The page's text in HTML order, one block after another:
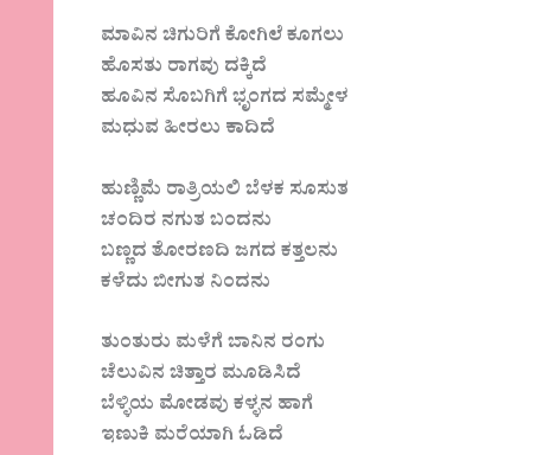
ಮಾವಿನ ಚಿಗುರಿಗೆ ಕೋಗಿಲೆ ಕೂಗಲು
ಹೊಸತು ರಾಗವು ದಕ್ಕಿದೆ
ಹೂವಿನ ಸೊಬಗಿಗೆ ಭೃಂಗದ ಸಮ್ಮೇಳ
ಮಧುವ ಹೀರಲು ಕಾದಿದೆ
ಹುಣ್ಣಿಮೆ ರಾತ್ರಿಯಲಿ ಬೆಳಕ ಸೂಸುತ
ಚಂದಿರ ನಗುತ ಬಂದನು
ಬಣ್ಣದ ತೋರಣದಿ ಜಗದ ಕತ್ತಲನು
ಕಳೆದು ಬೀಗುತ ನಿಂದನು
ತುಂತುರು ಮಳೆಗೆ ಬಾನಿನ ರಂಗು
ಚೆಲುವಿನ ಚಿತ್ತಾರ ಮೂಡಿಸಿದೆ
ಬೆಳ್ಳಿಯ ಮೋಡವು ಕಳ್ಳನ ಹಾಗೆ
ಇಣುಕಿ ಮರೆಯಾಗಿ ಓಡಿದೆ